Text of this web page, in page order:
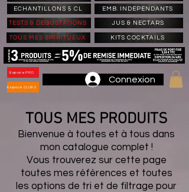
ECHANTILLONS 5 CL EMB. INDEPENDANTS
TESTS & DEGUSTATIONS JUS & NECTARS
TOUS MES SPIRITUEUX KITS COCKTAILS
Espace PRO
Espace CLUBS
Connexion
TOUS MES PRODUITS
Bienvenue à toutes et à tous dans
mon catalogue complet !
Vous trouverez sur cette page
toutes mes références et toutes
les options de tri et de filtrage pour